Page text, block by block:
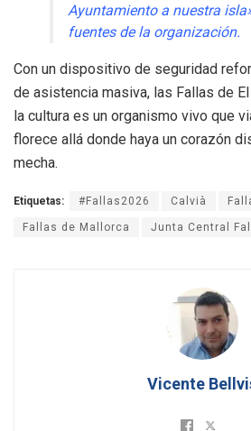
Ayuntamiento a nuestra
fuentes de la organización.
Con un dispositivo de seguridad
de asistencia masiva, las Fallas de
la cultura es un organismo vivo que
florece allá donde haya un corazón
mecha.
Etiquetas: #Fallas2026 Calvià
Fallas de Mallorca Junta Central
Vicente